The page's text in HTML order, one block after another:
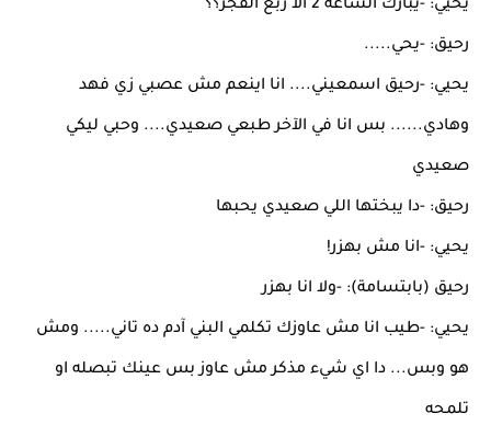
يحيي: -يبارك الساعة 2 الا ربع الفجر؟؟
رحيق: -يحي.....
يحيي: -رحيق اسمعيني.... انا اينعم مش عصبي زي فهد
وهادي...... بس انا في الآخر طبعي صعيدي.... وحبي ليكي
صعيدي
رحيق: -دا يبختها اللي صعيدي يحبها
يحيي: -انا مش بهزر!
رحيق (بابتسامة): -ولا انا بهزر
يحيي: -طيب انا مش عاوزك تكلمي البني آدم ده تاني..... ومش
هو وبس... دا اي شيء مذكر مش عاوز بس عينك تبصله او
تلمحه